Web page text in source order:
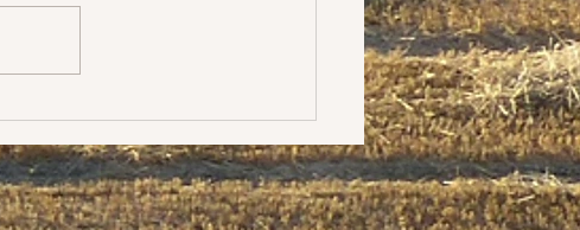
mes écrits (depuis...